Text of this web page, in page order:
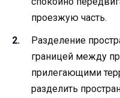
проезжую часть.
Разделение
границей между
прилегающими
разделить